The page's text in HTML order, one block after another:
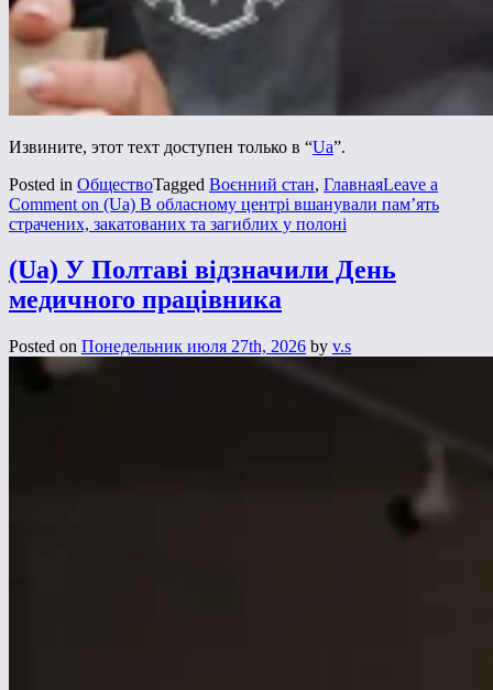
Извините, этот техт доступен только в “Ua”.
Posted in ОбществоTagged Воєнний стан, ГлавнаяLeave a
Comment on (Ua) В обласному центрі вшанували пам’ять
страчених, закатованих та загиблих у полоні
(Ua) У Полтаві відзначили День
медичного працівника
Posted on Понедельник июля 27th, 2026 by v.s